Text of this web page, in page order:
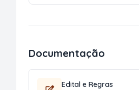
Documentação
Edital e Regras